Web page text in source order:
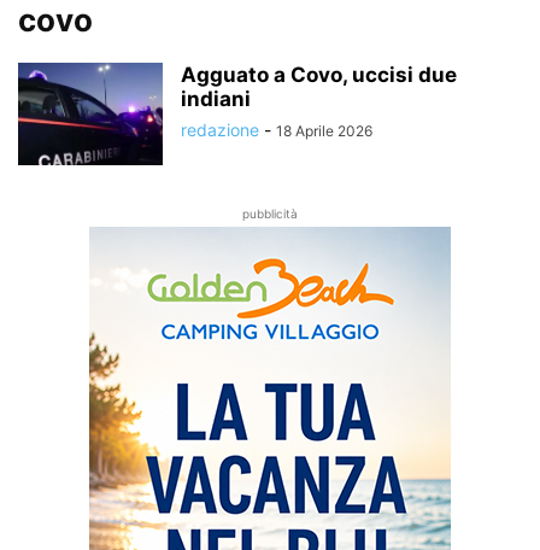
covo
Agguato a Covo, uccisi due
indiani
redazione - 18 Aprile 2026
pubblicità